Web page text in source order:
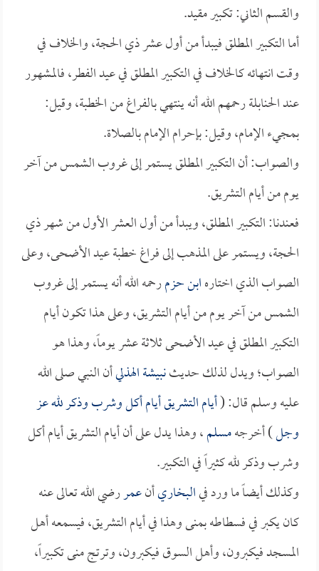
والقسم الثاني: تكبير مقيد.
أما التكبير المطلق فيبدأ من أول عشر ذي الحجة، والخلاف في
وقت انتهائه كالخلاف في التكبير المطلق في عيد الفطر، فالمشهور
عند الحنابلة رحمهم الله أنه ينتهي بالفراغ من الخطبة، وقيل:
بمجيء الإمام، وقيل: بإحرام الإمام بالصلاة.
والصواب: أن التكبير المطلق يستمر إلى غروب الشمس من آخر
يوم من أيام التشريق.
فعندنا: التكبير المطلق، ويبدأ من أول العشر الأول من شهر ذي
الحجة، ويستمر على المذهب إلى فراغ خطبة عيد الأضحى، وعلى
الصواب الذي اختارهابن حزمرحمه الله أنه يستمر إلى غروب
الشمس من آخر يوم من أيام التشريق، وعلى هذا تكون أيام
التكبير المطلق في عيد الأضحى ثلاثة عشر يوماً، وهذا هو
الصواب؛ ويدل لذلك حديثنبيشة الهذليأن النبي صلى الله
عليه وسلم قال: (أيام التشريق أيام أكل وشرب وذكر لله عز
وجل) أخرجهمسلم، وهذا يدل على أن أيام التشريق أيام أكل
وشرب وذكر لله كثيراً في التكبير.
وكذلك أيضاً ما ورد فيالبخاريأنعمررضي الله تعالى عنه
كان يكبر في فسطاطه بمنى وهذا في أيام التشريق، فيسمعه أهل
المسجد فيكبرون، وأهل السوق فيكبرون، وترتج منى تكبيراً،